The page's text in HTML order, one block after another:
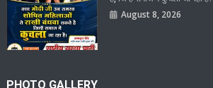
August 8, 2026
PHOTO GALLERY